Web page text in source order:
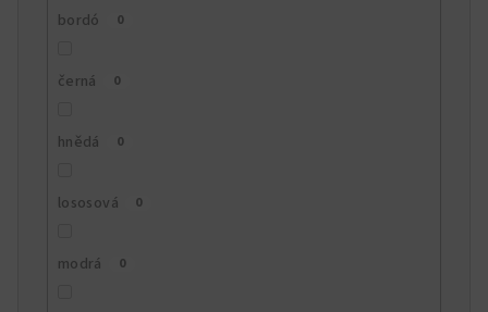
bordó 0
černá 0
hnědá 0
lososová 0
modrá 0